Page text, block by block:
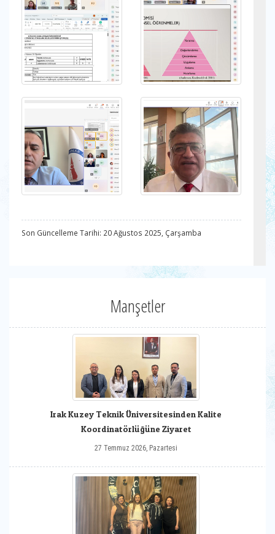
Son Güncelleme Tarihi: 20 Ağustos 2025, Çarşamba
Manşetler
Irak Kuzey Teknik Üniversitesinden Kalite
Koordinatörlüğüne Ziyaret
27 Temmuz 2026, Pazartesi